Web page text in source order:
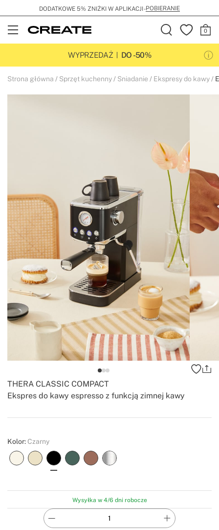
DODATKOWE 5% ZNIŻKI W APLIKACJI -POBIERANIE
Open
Menu
WYPRZEDAŻ
DO -50%
Strona główna Sprzęt kuchenny Sniadanie Ekspresy do kawy
Ekspres do kawy espresso z funkcją zimnej kawy
THERA CLASSIC COMPACT
Create
Kolor: Czarny
Wysyłka w 4/6 dni robocze